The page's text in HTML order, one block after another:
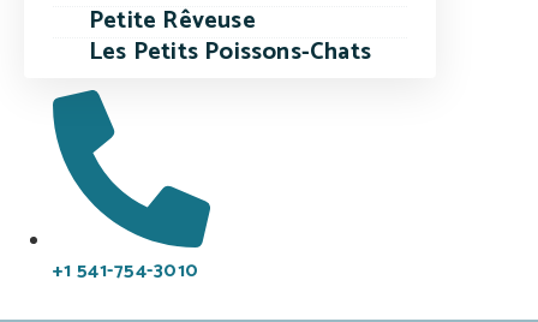
Petite Rêveuse
Les Petits Poissons-Chats
+1 541-754-3010​